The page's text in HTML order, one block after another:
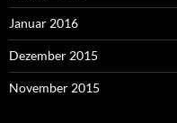
Januar 2016
Dezember 2015
November 2015